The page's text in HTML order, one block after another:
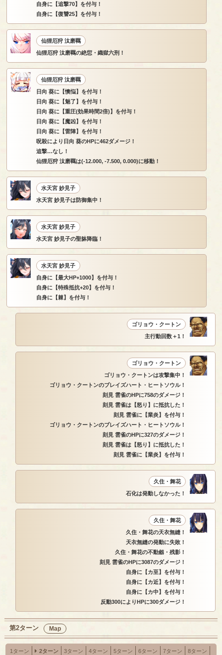
自身に【追撃70】を付与！
自身に【復讐25】を付与！
仙狸厄狩 汰磨羈
仙狸厄狩 汰磨羈の絶愆・織獄六刑！
仙狸厄狩 汰磨羈
日向 葵に【懊悩】を付与！
日向 葵に【魅了】を付与！
日向 葵に【重圧(効果時間2倍)】を付与！
日向 葵に【魔凶】を付与！
日向 葵に【雷陣】を付与！
呪殺により日向 葵のHPに462ダメージ！
追撃…なし！
仙狸厄狩 汰磨羈は(-12.000, -7.500, 0.000)に移動！
水天宮 妙見子
水天宮 妙見子は防御集中！
水天宮 妙見子
水天宮 妙見子の聖躰降臨！
水天宮 妙見子
自身に【最大HP+1000】を付与！
自身に【特殊抵抗+20】を付与！
自身に【棘】を付与！
ゴリョウ・クートン
主行動回数＋1！
ゴリョウ・クートン
ゴリョウ・クートンは攻撃集中！
ゴリョウ・クートンのブレイズハート・ヒートソウル！
刻見 雲雀のHPに758のダメージ！
刻見 雲雀は【怒り】に抵抗した！
刻見 雲雀に【業炎】を付与！
ゴリョウ・クートンのブレイズハート・ヒートソウル！
刻見 雲雀のHPに327のダメージ！
刻見 雲雀は【怒り】に抵抗した！
刻見 雲雀に【業炎】を付与！
久住・舞花
石化は発動しなかった！
久住・舞花
久住・舞花の天衣無縫！
天衣無縫の発動に失敗！
久住・舞花の不動劔・残影！
刻見 雲雀のHPに3087のダメージ！
自身に【カ至】を付与！
自身に【カ近】を付与！
自身に【カ中】を付与！
反動300によりHPに300ダメージ！
第2ターン Map
1ターン 2ターン 3ターン 4ターン 5ターン 6ターン 7ターン
8ターン